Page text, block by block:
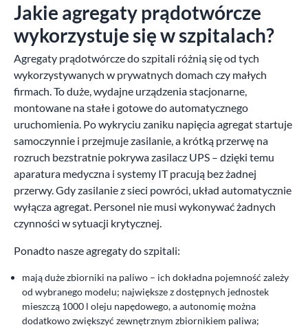
Jakie agregaty prądotwórcze
wykorzystuje się w szpitalach?
Agregaty prądotwórcze do szpitali różnią się od tych
wykorzystywanych w prywatnych domach czy małych
firmach. To duże, wydajne urządzenia stacjonarne,
montowane na stałe i gotowe do automatycznego
uruchomienia. Po wykryciu zaniku napięcia agregat startuje
samoczynnie i przejmuje zasilanie, a krótką przerwę na
rozruch bezstratnie pokrywa zasilacz UPS – dzięki temu
aparatura medyczna i systemy IT pracują bez żadnej
przerwy. Gdy zasilanie z sieci powróci, układ automatycznie
wyłącza agregat. Personel nie musi wykonywać żadnych
czynności w sytuacji krytycznej.
Ponadto nasze agregaty do szpitali:
mają duże zbiorniki na paliwo – ich dokładna pojemność zależy
od wybranego modelu; największe z dostępnych jednostek
mieszczą 1000 l oleju napędowego, a autonomię można
dodatkowo zwiększyć zewnętrznym zbiornikiem paliwa;